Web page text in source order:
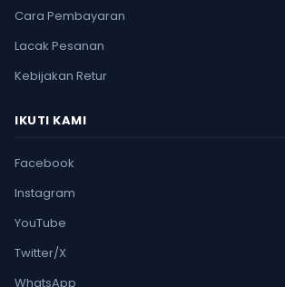
Cara Pembayaran
Lacak Pesanan
Kebijakan Retur
IKUTI KAMI
Facebook
Instagram
YouTube
Twitter/X
WhatsApp